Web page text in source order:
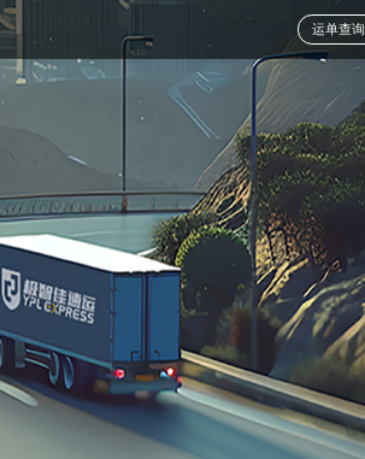
运单查询